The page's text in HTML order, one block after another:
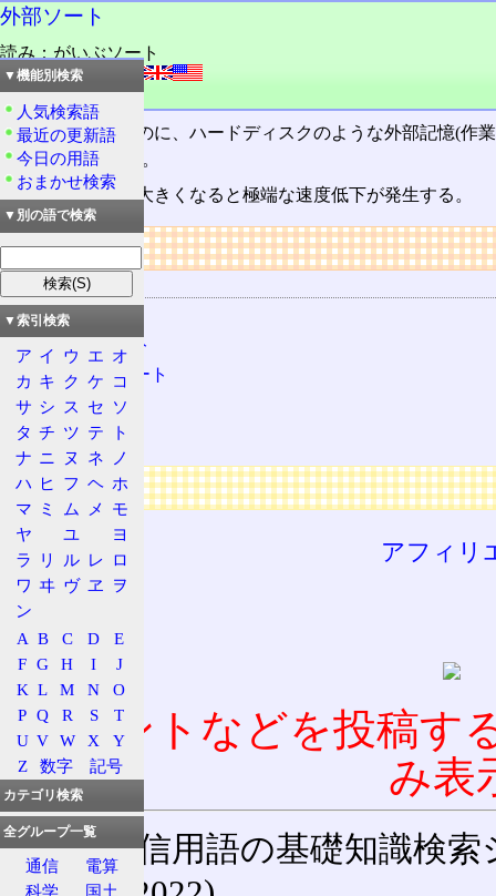
外部ソート
読み：がいぶソート
外語：external sort
品詞：名詞
ソートを行なうのに、ハードディスクのような外部記憶(作
どがこれにあたる。
扱うデータ量が大きくなると極端な速度低下が発生する。
リンク
関連する用語
ソート
マージソート
バケットソート
基数ソート
内部ソート
広告
アフィリ
コメントなどを投稿す
み表
通信用語の基礎知識検索
▼機能別検索
人気検索語
最近の更新語
今日の用語
おまかせ検索
▼別の語で検索
▼索引検索
ア イ ウ エ オ
カ キ ク ケ コ
サ シ ス セ ソ
タ チ ツ テ
ト
ナ ニ ヌ ネ
ノ
ハ ヒ フ ヘ ホ
マ ミ ム メ
モ
ヤ
ユ
ヨ
ラ
リ ル レ ロ
ワ ヰ ヴ ヱ
ヲ
ン
A B C D
E
F G H I
J
K L M N
O
P Q R S
T
U V W X
Y
Z
数字 記号
カテゴリ検索
全グループ一覧
通信
電算
科学
国土